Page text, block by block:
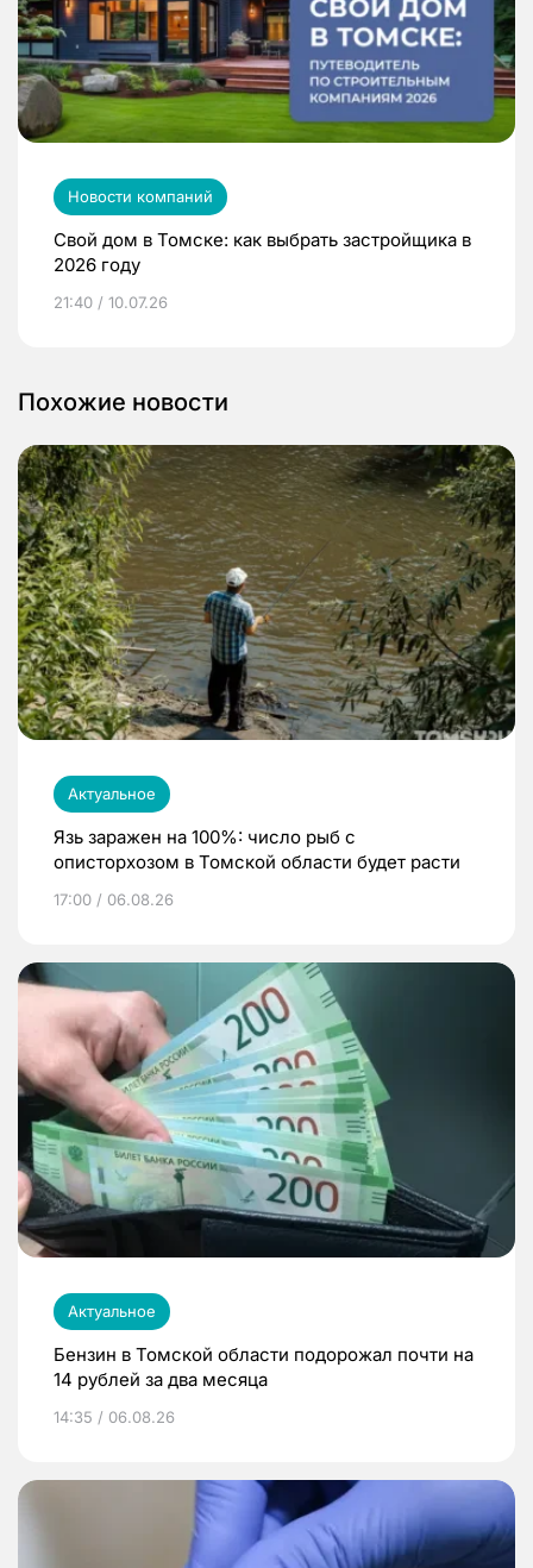
Новости компаний
Свой дом в Томске: как выбрать застройщика в
2026 году
21:40 / 10.07.26
Похожие новости
Актуальное
Язь заражен на 100%: число рыб с
описторхозом в Томской области будет расти
17:00 / 06.08.26
Актуальное
Бензин в Томской области подорожал почти на
14 рублей за два месяца
14:35 / 06.08.26